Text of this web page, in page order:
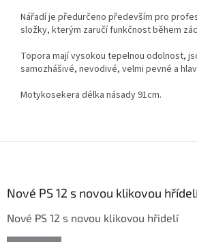
Nářadí je předurčeno především pro
složky, kterým zaručí funkčnost během
Topora mají vysokou tepelnou odolnost,
samozhášivé, nevodivé, velmi pevné a
Motykosekera délka násady 91cm.
Nové PS 12 s novou klikovou
Nové PS 12 s novou klikovou hřidelí